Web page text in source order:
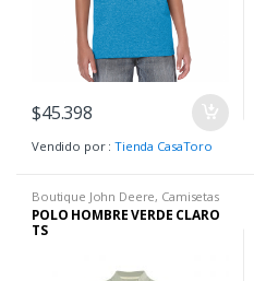
$45.398
Vendido por :Tienda CasaToro
Boutique John Deere, Camisetas
H,Hombre,Ropa H
POLO HOMBRE VERDE CLARO
TS